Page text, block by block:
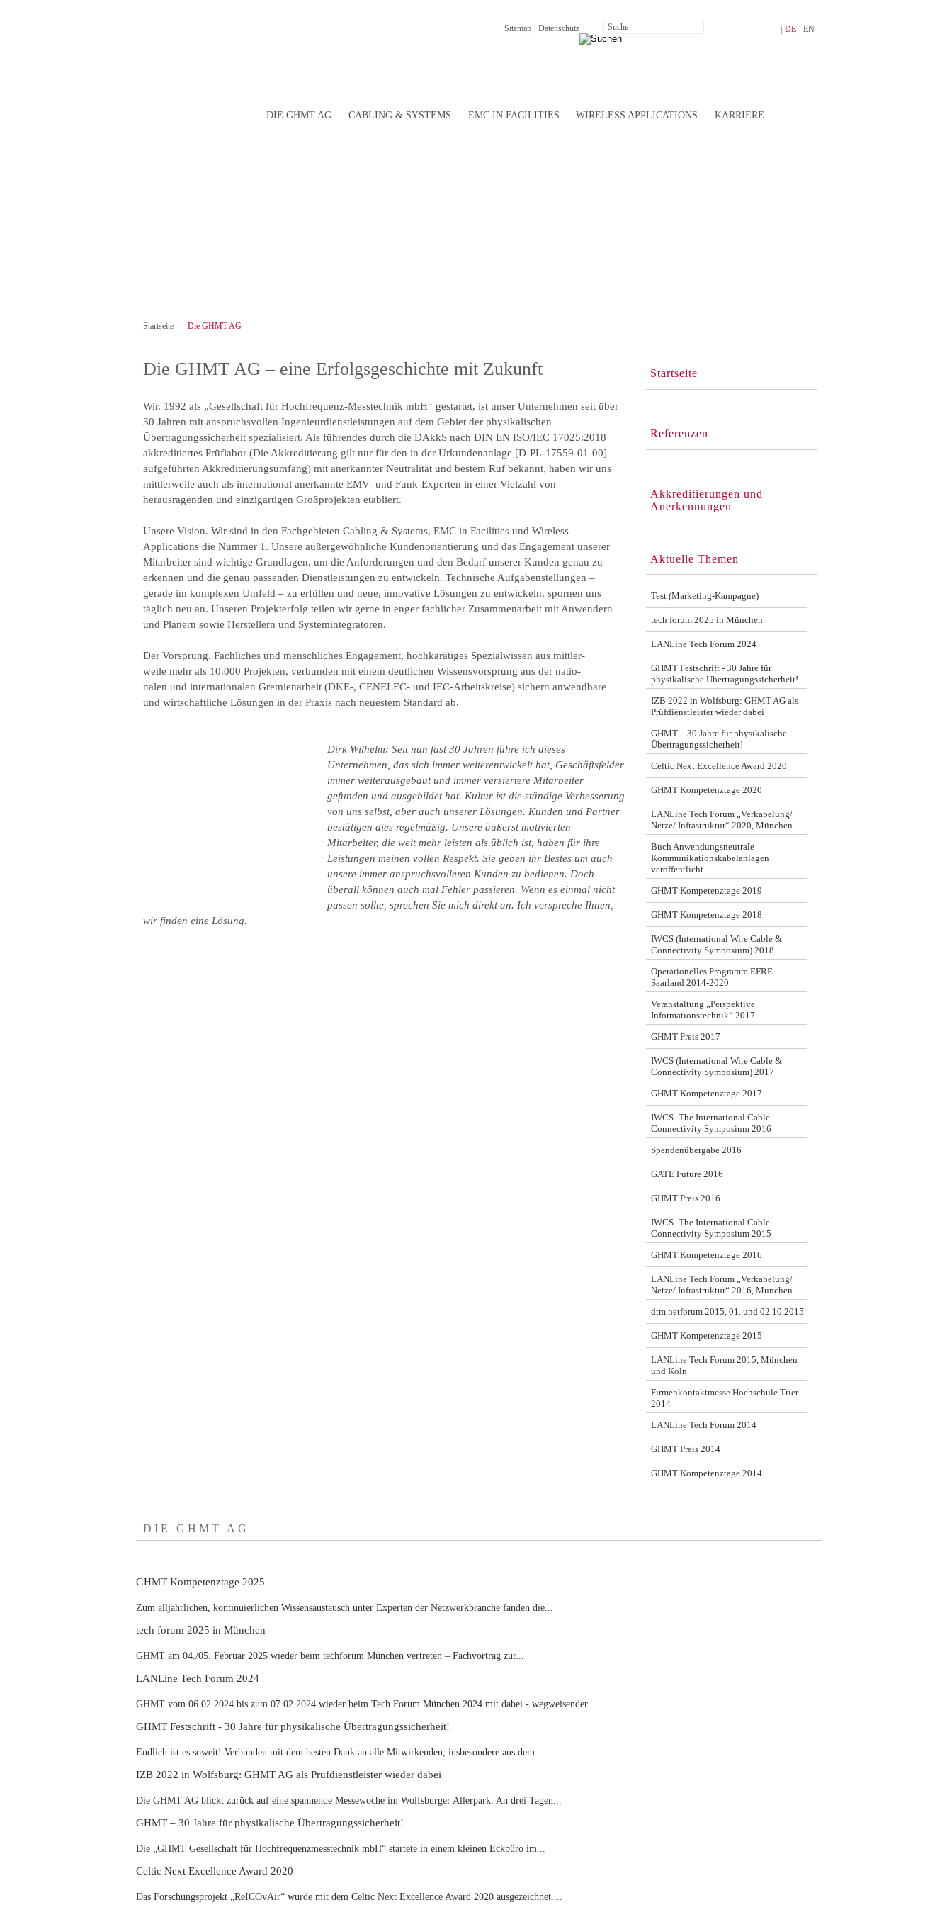
Sitemap Datenschutz DE EN
DIE GHMT AG CABLING & SYSTEMS EMC IN FACILITIES WIRELESS APPLICATIONS KARRIERE
Startseite Die GHMT AG
Die GHMT AG – eine Erfolgsgeschichte mit Zukunft
Wir. 1992 als „Gesellschaft für Hochfrequenz-Messtechnik mbH“ gestartet, ist unser Unternehmen seit über
30 Jahren mit anspruchsvollen Ingenieurdienstleistungen auf dem Gebiet der physikalischen
Übertragungssicherheit spezialisiert. Als führendes durch die DAkkS nach DIN EN ISO/IEC 17025:2018
akkreditiertes Prüflabor (Die Akkreditierung gilt nur für den in der Urkundenanlage [D-PL-17559-01-00]
aufgeführten Akkreditierungsumfang) mit anerkannter Neutralität und bestem Ruf bekannt, haben wir uns
mittlerweile auch als international anerkannte EMV- und Funk-Experten in einer Vielzahl von
herausragenden und einzigartigen Großprojekten etabliert.
Unsere Vision. Wir sind in den Fachgebieten Cabling & Systems, EMC in Facilities und Wireless
Applications die Nummer 1. Unsere außergewöhnliche Kundenorientierung und das Engagement unserer
Mitarbeiter sind wichtige Grundlagen, um die Anforderungen und den Bedarf unserer Kunden genau zu
erkennen und die genau passenden Dienstleistungen zu entwickeln. Technische Aufgabenstellungen –
gerade im komplexen Umfeld – zu erfüllen und neue, innovative Lösungen zu entwickeln, spornen uns
täglich neu an. Unseren Projekterfolg teilen wir gerne in enger fachlicher Zusammenarbeit mit Anwendern
und Planern sowie Herstellern und Systemintegratoren.
Der Vorsprung. Fachliches und menschliches Engagement, hochkarätiges Spezialwissen aus mittler-
weile mehr als 10.000 Projekten, verbunden mit einem deutlichen Wissensvorsprung aus der natio-
nalen und internationalen Gremienarbeit (DKE-, CENELEC- und IEC-Arbeitskreise) sichern anwendbare
und wirtschaftliche Lösungen in der Praxis nach neuestem Standard ab.
Dirk Wilhelm: Seit nun fast 30 Jahren führe ich dieses
Unternehmen, das sich immer weiterentwickelt hat, Geschäftsfelder
immer weiterausgebaut und immer versiertere Mitarbeiter
gefunden und ausgebildet hat. Kultur ist die ständige Verbesserung
von uns selbst, aber auch unserer Lösungen. Kunden und Partner
bestätigen dies regelmäßig. Unsere äußerst motivierten
Mitarbeiter, die weit mehr leisten als üblich ist, haben für ihre
Leistungen meinen vollen Respekt. Sie geben ihr Bestes um auch
unsere immer anspruchsvolleren Kunden zu bedienen. Doch
überall können auch mal Fehler passieren. Wenn es einmal nicht
passen sollte, sprechen Sie mich direkt an. Ich verspreche Ihnen,
wir finden eine Lösung.
Startseite
Referenzen
Akkreditierungen und
Anerkennungen
Aktuelle Themen
Test (Marketing-Kampagne)
tech forum 2025 in München
LANLine Tech Forum 2024
GHMT Festschrift - 30 Jahre für
physikalische Übertragungssicherheit!
IZB 2022 in Wolfsburg: GHMT AG als
Prüfdienstleister wieder dabei
GHMT – 30 Jahre für physikalische
Übertragungssicherheit!
Celtic Next Excellence Award 2020
GHMT Kompetenztage 2020
LANLine Tech Forum „Verkabelung/
Netze/ Infrastruktur“ 2020, München
Buch Anwendungsneutrale
Kommunikationskabelanlagen
veröffentlicht
GHMT Kompetenztage 2019
GHMT Kompetenztage 2018
IWCS (International Wire Cable &
Connectivity Symposium) 2018
Operationelles Programm EFRE-
Saarland 2014-2020
Veranstaltung „Perspektive
Informationstechnik“ 2017
GHMT Preis 2017
IWCS (International Wire Cable &
Connectivity Symposium) 2017
GHMT Kompetenztage 2017
IWCS- The International Cable
Connectivity Symposium 2016
Spendenübergabe 2016
GATE Future 2016
GHMT Preis 2016
IWCS- The International Cable
Connectivity Symposium 2015
GHMT Kompetenztage 2016
LANLine Tech Forum „Verkabelung/
Netze/ Infrastruktur“ 2016, München
dtm netforum 2015, 01. und 02.10.2015
GHMT Kompetenztage 2015
LANLine Tech Forum 2015, München
und Köln
Firmenkontaktmesse Hochschule Trier
2014
LANLine Tech Forum 2014
GHMT Preis 2014
GHMT Kompetenztage 2014
DIE GHMT AG
GHMT Kompetenztage 2025
Zum alljährlichen, kontinuierlichen Wissensaustausch unter Experten der Netzwerkbranche fanden die...
tech forum 2025 in München
GHMT am 04./05. Februar 2025 wieder beim techforum München vertreten – Fachvortrag zur...
LANLine Tech Forum 2024
GHMT vom 06.02.2024 bis zum 07.02.2024 wieder beim Tech Forum München 2024 mit dabei - wegweisender...
GHMT Festschrift - 30 Jahre für physikalische Übertragungssicherheit!
Endlich ist es soweit! Verbunden mit dem besten Dank an alle Mitwirkenden, insbesondere aus dem...
IZB 2022 in Wolfsburg: GHMT AG als Prüfdienstleister wieder dabei
Die GHMT AG blickt zurück auf eine spannende Messewoche im Wolfsburger Allerpark. An drei Tagen...
GHMT – 30 Jahre für physikalische Übertragungssicherheit!
Die „GHMT Gesellschaft für Hochfrequenzmesstechnik mbH“ startete in einem kleinen Eckbüro im...
Celtic Next Excellence Award 2020
Das Forschungsprojekt „ReICOvAir“ wurde mit dem Celtic Next Excellence Award 2020 ausgezeichnet....